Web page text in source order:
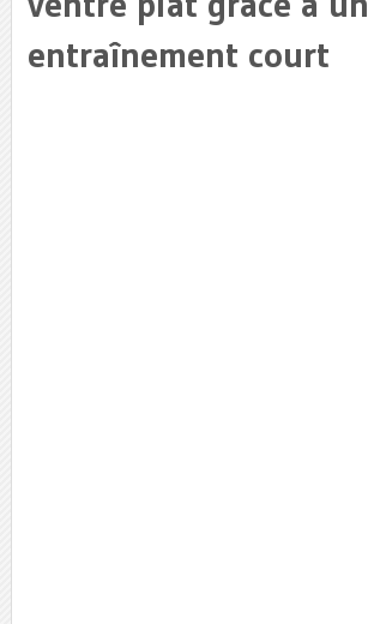
entraînement court